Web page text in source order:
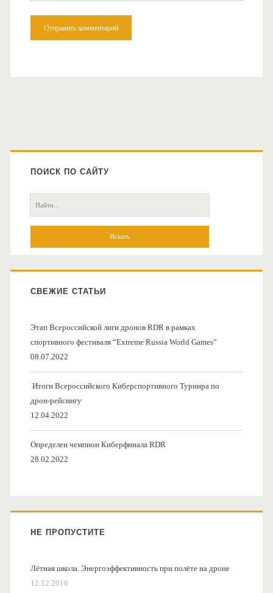
Главная
боковая
колонка
ПОИСК ПО САЙТУ
Поиск:
СВЕЖИЕ СТАТЬИ
Этап Всероссийской лиги дронов RDR в рамках
спортивного фестиваля “Extreme Russia World Games”
08.07.2022
Итоги Всероссийского Киберспортивного Турнира по
дрон-рейсингу
12.04.2022
Определен чемпион Киберфинала RDR
28.02.2022
НЕ ПРОПУСТИТЕ
Лётная школа. Энергоэффективность при полёте на дроне
12.12.2016